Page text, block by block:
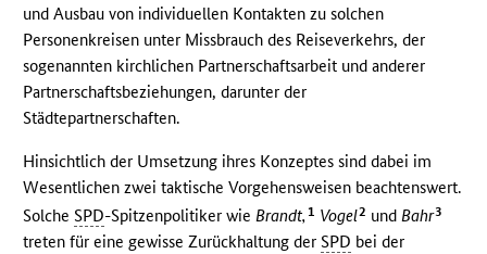
und Ausbau von individuellen Kontakten zu solchen
Personenkreisen unter Missbrauch des Reiseverkehrs, der
sogenannten kirchlichen Partnerschaftsarbeit und anderer
Partnerschaftsbeziehungen, darunter der
Städtepartnerschaften.
Hinsichtlich der Umsetzung ihres Konzeptes sind dabei im
Wesentlichen zwei taktische Vorgehensweisen beachtenswert.
SolcheSPD-Spitzenpolitiker wieBrandt,1 Vogel2 undBahr3
treten für eine gewisse Zurückhaltung derSPD bei der